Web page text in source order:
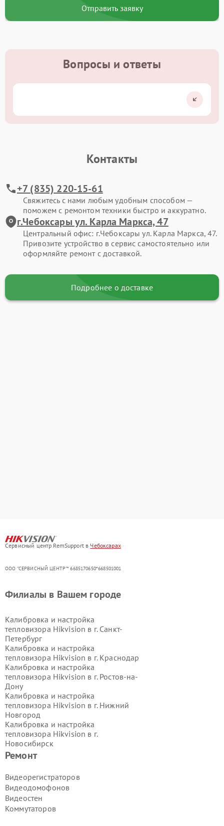
Отправить заявку
Вопросы и ответы
Контакты
+7 (835) 220-15-61
Свяжитесь с нами любым удобным способом —
поможем с ремонтом техники быстро и аккуратно.
г.Чебоксары ул. Карла Маркса, 47
Центральный офис: г.Чебоксары ул. Карла Маркса, 47.
Привозите устройство в сервис самостоятельно или
оформляйте ремонт с доставкой.
Подробнее о доставке
Сервисный центр RemSupport в Чебоксарах
ООО "СЕРВИСНЫЙ ЦЕНТР"* 6685170650*668501001
Ремонт
Видеорегистраторов
Видеодомофонов
Видеостен
Коммутаторов
Филиалы в Вашем городе
Калибровка и настройка
тепловизора Hikvision в г. Санкт-
Петербург
Калибровка и настройка
тепловизора Hikvision в г. Краснодар
Калибровка и настройка
тепловизора Hikvision в г. Ростов-на-
Дону
Калибровка и настройка
тепловизора Hikvision в г. Нижний
Новгород
Калибровка и настройка
тепловизора Hikvision в г.
Новосибирск
Калибровка и настройка
Екатеринбург
Калибровка и настройка
тепловизора Hikvision в г.
Калибровка и настройка
тепловизора Hikvision в г.